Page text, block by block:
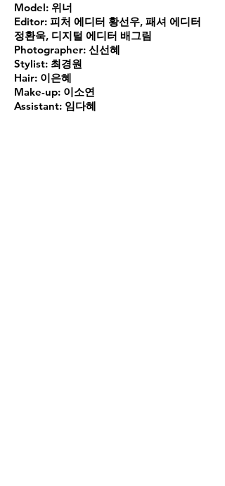
Model: 위너
Editor: 피처 에디터 황선우, 패셔 에디터
정환욱, 디지털 에디터 배그림
Photographer: 신선혜
Stylist: 최경원
Hair: 이은혜
Make-up: 이소연
Assistant: 임다혜